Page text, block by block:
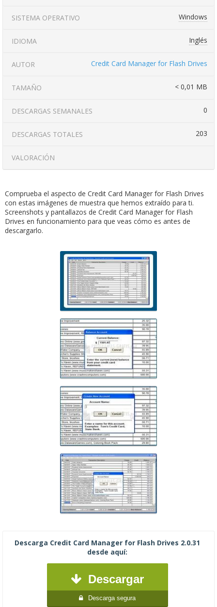
SISTEMA OPERATIVO Windows
IDIOMA Inglés
AUTOR Credit Card Manager for Flash Drives
TAMAÑO < 0,01 MB
DESCARGAS SEMANALES 0
DESCARGAS TOTALES 203
VALORACIÓN
Comprueba el aspecto de Credit Card Manager for Flash Drives
con estas imágenes de muestra que hemos extraído para ti.
Screenshots y pantallazos de Credit Card Manager for Flash
Drives en funcionamiento para que veas cómo es antes de
descargarlo.
Descarga Credit Card Manager for Flash Drives 2.0.31
desde aquí:
Descargar
Descarga segura